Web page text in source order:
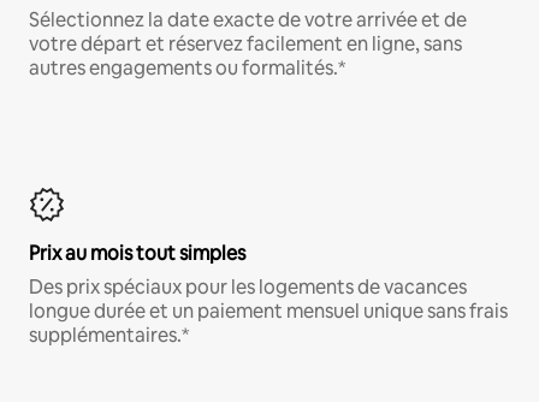
Sélectionnez la date exacte de votre arrivée et de
votre départ et réservez facilement en ligne, sans
autres engagements ou formalités.*
Prix au mois tout simples
Des prix spéciaux pour les logements de vacances
longue durée et un paiement mensuel unique sans frais
supplémentaires.*